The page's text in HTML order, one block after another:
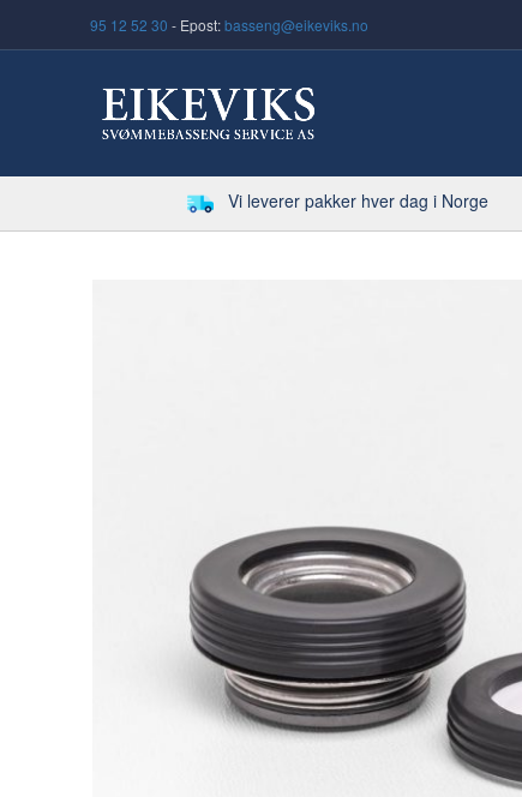
95 12 52 30 - Epost:basseng@eikeviks.no
Vi leverer pakker hver dag i Norge